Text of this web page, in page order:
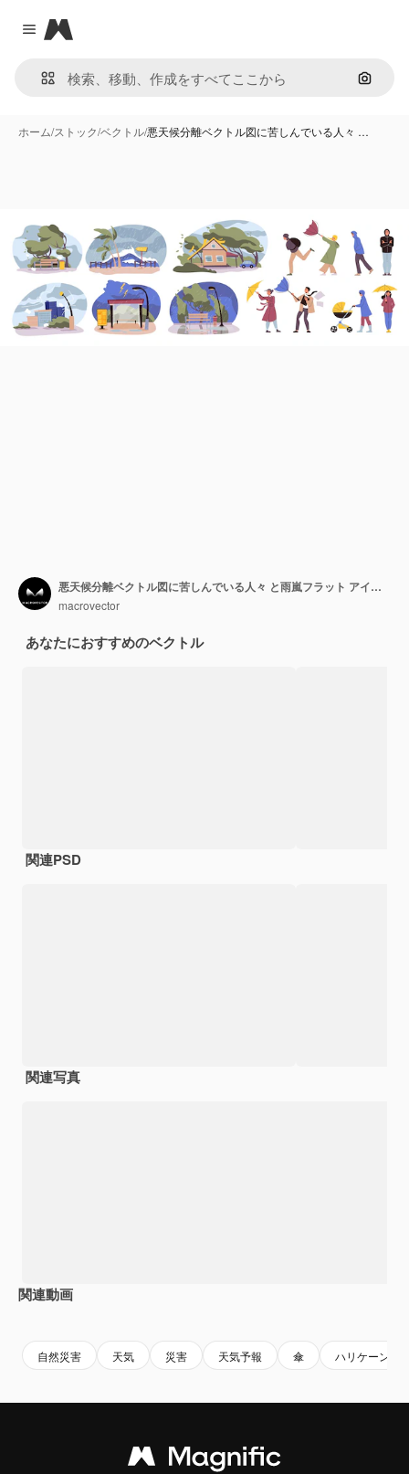
Close menu
Magnific
画像で
ホーム/ストック/ベクトル/悪天候分離ベクトル図に苦しんでいる人々 …
悪天候分離ベクトル図に苦しんでいる人々 と雨嵐フラット アイコンを設定します。
macrovector
あなたにおすすめのベクトル
関連PSD
関連写真
関連動画
自然災害 天気 災害 天気予報 傘 ハリケーン